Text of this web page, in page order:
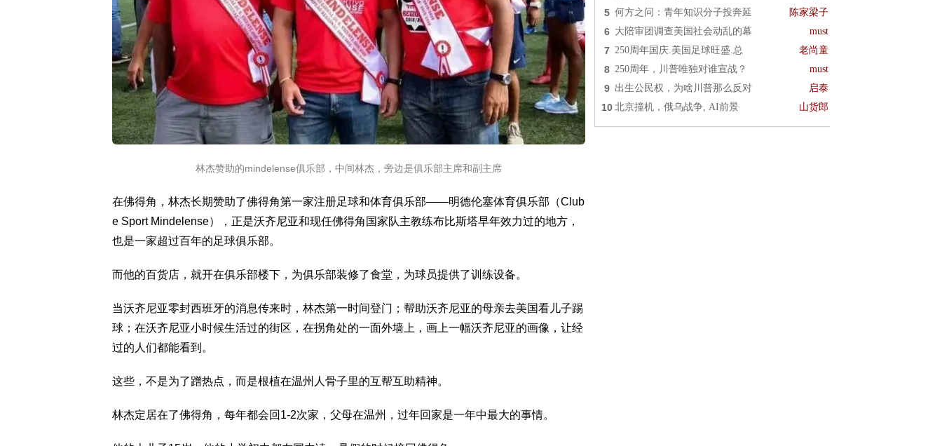
林杰赞助的mindelense俱乐部，中间林杰，旁边是俱乐部主席和副主席
在佛得角，林杰长期赞助了佛得角第一家注册足球和体育俱乐部——明德伦塞体育俱乐部（Club
e Sport Mindelense），正是沃齐尼亚和现任佛得角国家队主教练布比斯塔早年效力过的地方，
也是一家超过百年的足球俱乐部。
而他的百货店，就开在俱乐部楼下，为俱乐部装修了食堂，为球员提供了训练设备。
当沃齐尼亚零封西班牙的消息传来时，林杰第一时间登门；帮助沃齐尼亚的母亲去美国看儿子踢
球；在沃齐尼亚小时候生活过的街区，在拐角处的一面外墙上，画上一幅沃齐尼亚的画像，让经
过的人们都能看到。
这些，不是为了蹭热点，而是根植在温州人骨子里的互帮互助精神。
林杰定居在了佛得角，每年都会回1-2次家，父母在温州，过年回家是一年中最大的事情。
5 何方之问：青年知识分子投奔延 陈家梁子
6 大陪审团调查美国社会动乱的幕 must
7 250周年国庆.美国足球旺盛.总 老尚童
8 250周年，川普唯独对谁宣战？ must
9 出生公民权，为啥川普那么反对 启泰
10 北京撞机，俄乌战争, AI前景 山货郎